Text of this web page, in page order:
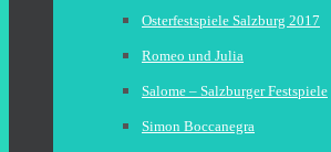
Osterfestspiele Salzburg 2017
Romeo und Julia
Salome – Salzburger Festspiele
Simon Boccanegra